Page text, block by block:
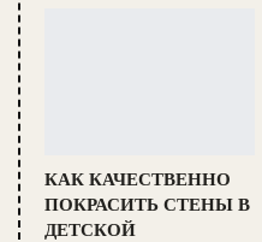
КАК КАЧЕСТВЕННО
ПОКРАСИТЬ СТЕНЫ В
ДЕТСКОЙ